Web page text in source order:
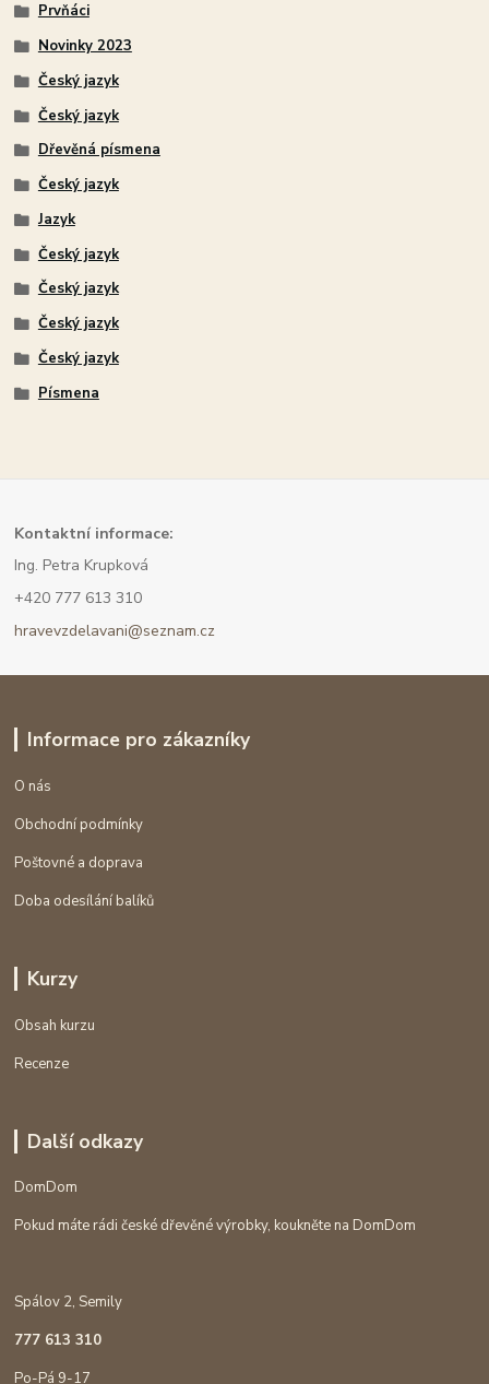
Prvňáci
Novinky 2023
Český jazyk
Český jazyk
Dřevěná písmena
Český jazyk
Jazyk
Český jazyk
Český jazyk
Český jazyk
Český jazyk
Písmena
Kontaktní informace:
Ing. Petra Krupková
+420 777 613 310
hravevzdelavani@seznam.cz
Informace pro zákazníky
O nás
Obchodní podmínky
Poštovné a doprava
Doba odesílání balíků
Kurzy
Obsah kurzu
Recenze
Další odkazy
DomDom
Pokud máte rádi české dřevěné výrobky, koukněte na DomDom
Spálov 2, Semily
777 613 310
Po-Pá 9-17